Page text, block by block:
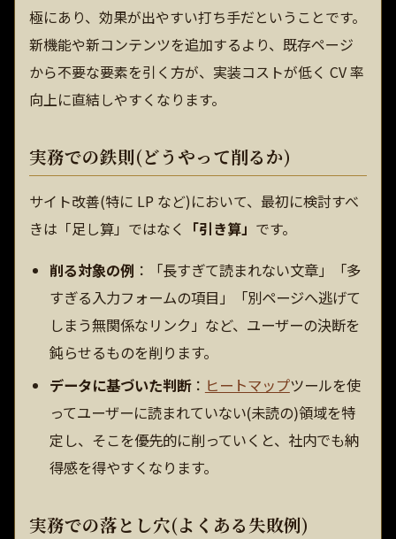
極にあり、効果が出やすい打ち手だということです。
新機能や新コンテンツを追加するより、既存ページ
から不要な要素を引く方が、実装コストが低く CV 率
向上に直結しやすくなります。
実務での鉄則(どうやって削るか)
サイト改善(特に LP など)において、最初に検討すべ
きは「足し算」ではなく
「引き算」 です。
削る対象の例 ：「長すぎて読まれない文章」「多
すぎる入力フォームの項目」「別ページへ逃げて
しまう無関係なリンク」など、ユーザーの決断を
鈍らせるものを削ります。
データに基づいた判断： ヒートマップツールを使
ってユーザーに読まれていない(未読の)領域を特
定し、そこを優先的に削っていくと、社内でも納
得感を得やすくなります。
実務での落とし穴(よくある失敗例)